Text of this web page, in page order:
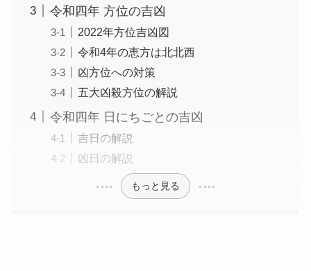
令和四年 方位の吉凶
2022年方位吉凶図
令和4年の恵方は北北西
凶方位への対策
五大凶殺方位の解説
令和四年 日にちごとの吉凶
吉日の解説
凶日の解説
もっと見る